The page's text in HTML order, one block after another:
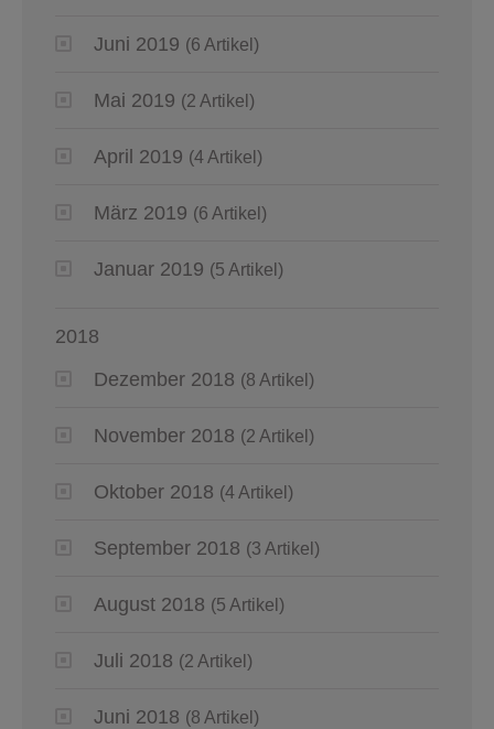
Juni 2019 (6 Artikel)
Mai 2019 (2 Artikel)
April 2019 (4 Artikel)
März 2019 (6 Artikel)
Januar 2019 (5 Artikel)
2018
Dezember 2018 (8 Artikel)
November 2018 (2 Artikel)
Oktober 2018 (4 Artikel)
September 2018 (3 Artikel)
August 2018 (5 Artikel)
Juli 2018 (2 Artikel)
Juni 2018 (8 Artikel)